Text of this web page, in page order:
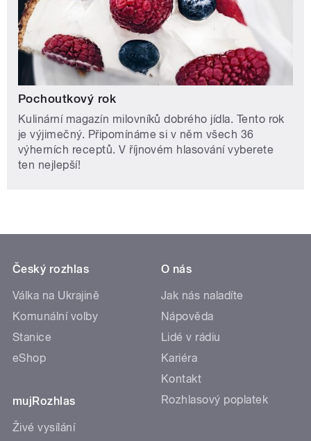
Pochoutkový rok
Kulinární magazín milovníků dobrého jídla. Tento rok
je výjimečný. Připomínáme si v něm všech 36
výherních receptů. V říjnovém hlasování vyberete
ten nejlepší!
Český rozhlas
Válka na Ukrajině
Komunální volby
Stanice
eShop
mujRozhlas
Živé vysílání
O nás
Jak nás naladíte
Nápověda
Lidé v rádiu
Kariéra
Kontakt
Rozhlasový poplatek